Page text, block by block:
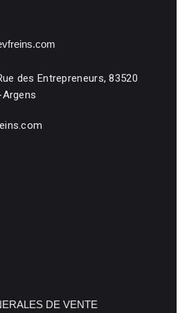
des Entrepreneurs, 83520
DE VENTE